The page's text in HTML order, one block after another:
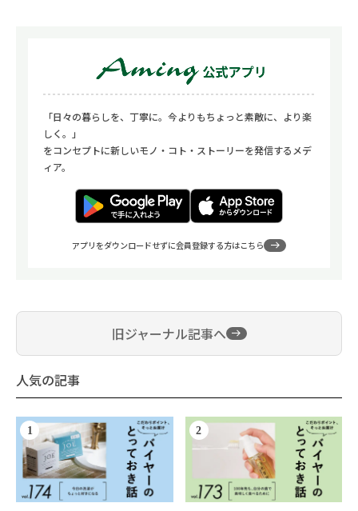
「日々の暮らしを、丁寧に。今よりもちょっと素敵に、より楽
しく。」
をコンセプトに新しいモノ・コト・ストーリーを発信するメデ
ィア。
アプリをダウンロードせずに会員登録する方はこちら
旧ジャーナル記事へ
人気の記事
1 2